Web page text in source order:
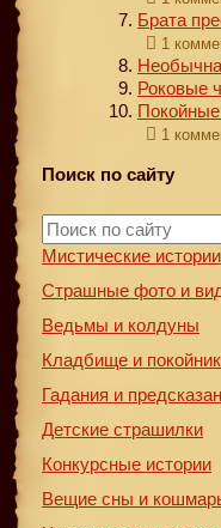
Брата
1
Роковые
1
Поиск по сайту
Мистические истории
Страшные фото и
Ведьмы и колдуны
Кладбище и
Гадания и
Детские страшилки
Конкурсные истории
Вещие сны и